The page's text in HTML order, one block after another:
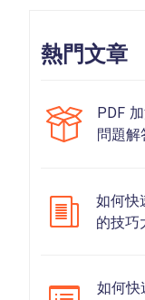
熱門文章
PDF
問題解
如何快
的技巧
如何快